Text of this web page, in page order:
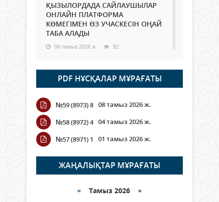
ҚЫЗЫЛОРДАДА САЙЛАУШЫЛАР
ОНЛАЙН ПЛАТФОРМА
КӨМЕГІМЕН ӨЗ УЧАСКЕСІН ОҢАЙ
ТАБА АЛАДЫ
06 тамыз 2026 ж. 92
Open Air: Қызылорда облысы
полиция департаменті 20
мыңнан астам көрерменнің
қауіпсіздігін қамтамасыз етті
06 тамыз 2026 ж.
Wi-Fi ҚАБЫРҒА АРҚЫЛЫ ҚАЛАЙ
ӨТЕДІ?
06 тамыз 2026 ж. 269
граждане Казахстана,
PDF НҰСҚАЛАР МҰРАҒАТЫ
№59 (8973) 8 08 тамыз 2026 ж.
№58 (8972) 4 04 тамыз 2026 ж.
№57 (8971) 1
01 тамыз 2026 ж.
ЖАҢАЛЫҚТАР МҰРАҒАТЫ
« Тамыз 2026 »